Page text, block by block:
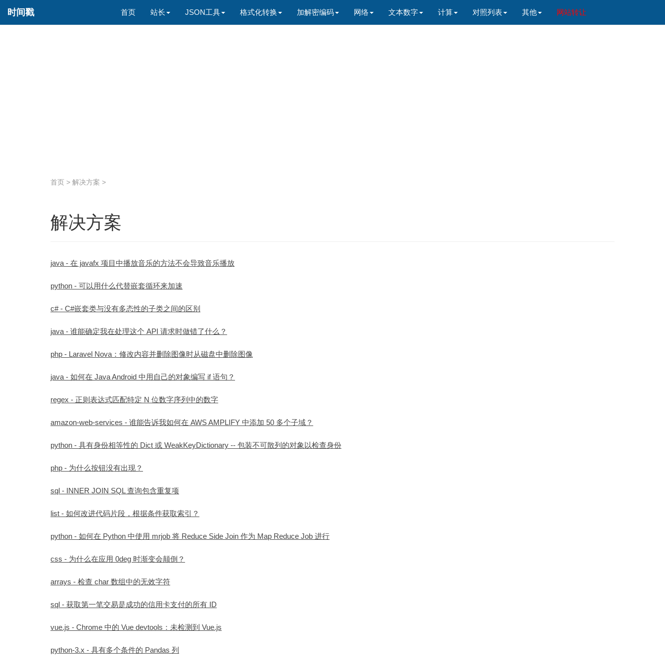
时间戳 首页 站长 JSON工具 格式化转换 加解密编码 网络 文本数字 计算 对照列表 其他 网站转让
首页 > 解决方案 >
解决方案
java - 在 javafx 项目中播放音乐的方法不会导致音乐播放
python - 可以用什么代替嵌套循环来加速
c# - C#嵌套类与没有多态性的子类之间的区别
java - 谁能确定我在处理这个 API 请求时做错了什么？
php - Laravel Nova：修改内容并删除图像时从磁盘中删除图像
java - 如何在 Java Android 中用自己的对象编写 if 语句？
regex - 正则表达式匹配特定 N 位数字序列中的数字
amazon-web-services - 谁能告诉我如何在 AWS AMPLIFY 中添加 50 多个子域？
python - 具有身份相等性的 Dict 或 WeakKeyDictionary -- 包装不可散列的对象以检查身份
php - 为什么按钮没有出现？
sql - INNER JOIN SQL 查询包含重复项
list - 如何改进代码片段，根据条件获取索引？
python - 如何在 Python 中使用 mrjob 将 Reduce Side Join 作为 Map Reduce Job 进行
css - 为什么在应用 0deg 时渐变会颠倒？
arrays - 检查 char 数组中的无效字符
sql - 获取第一笔交易是成功的信用卡支付的所有 ID
vue.js - Chrome 中的 Vue devtools：未检测到 Vue.js
python-3.x - 具有多个条件的 Pandas 列